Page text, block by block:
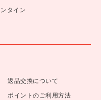
タイン
返品交換について
ポイントのご利用方法